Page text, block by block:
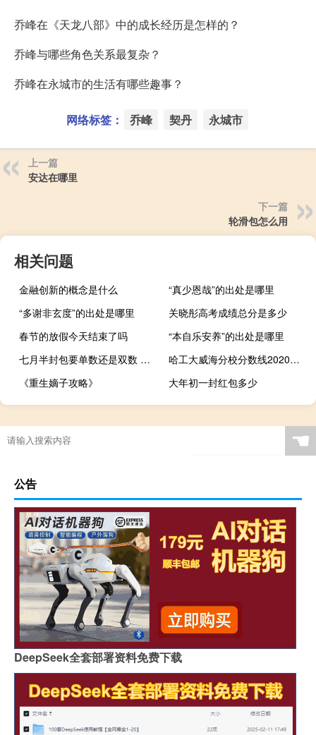
乔峰在《天龙八部》中的成长经历是怎样的？
乔峰与哪些角色关系最复杂？
乔峰在永城市的生活有哪些趣事？
网络标签： 乔峰 契丹 永城市
上一篇
安达在哪里
下一篇
轮滑包怎么用
相关问题
金融创新的概念是什么
“真少恩哉”的出处是哪里
“多谢非玄度”的出处是哪里
关晓彤高考成绩总分是多少
春节的放假今天结束了吗
“本自乐安养”的出处是哪里
七月半封包要单数还是双数 七月半封包怎么写
哈工大威海分校分数线2020（哈工大威海分校分数线）
《重生嫡子攻略》
大年初一封红包多少
☚
公告
DeepSeek全套部署资料免费下载